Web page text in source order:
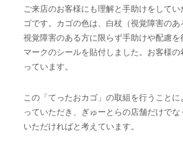
ご来店のお客様にも理解と手助けをして
ゴです。カゴの色は、白杖（視覚障害の
視覚障害のある方に限らず手助けや配慮
マークのシールを貼付しました。お客様
っています。
この「てったおカゴ」の取組を行うこと
っていただき、ぎゅーとらの店舗だけで
いただければと考えています。